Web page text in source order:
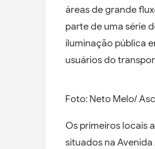
áreas de grande
parte de uma série
iluminação pública
usuários do
Foto: Neto Melo/
Os primeiros locais
situados na